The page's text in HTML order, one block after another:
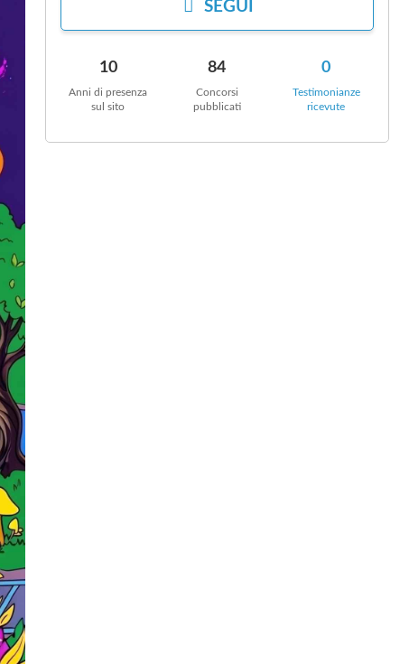
SEGUI
10
Anni di presenza
sul sito
84
Concorsi
pubblicati
0
Testimonianze
ricevute